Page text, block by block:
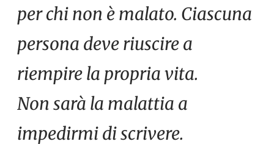
per chi non è malato. Ciascuna
persona deve riuscire a
riempire la propria vita.
Non sarà la malattia a
impedirmi di scrivere.